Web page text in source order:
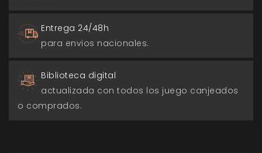
Entrega 24/48h
para envios nacionales.
Biblioteca digital
actualizada con todos los juego canjeados
o comprados.